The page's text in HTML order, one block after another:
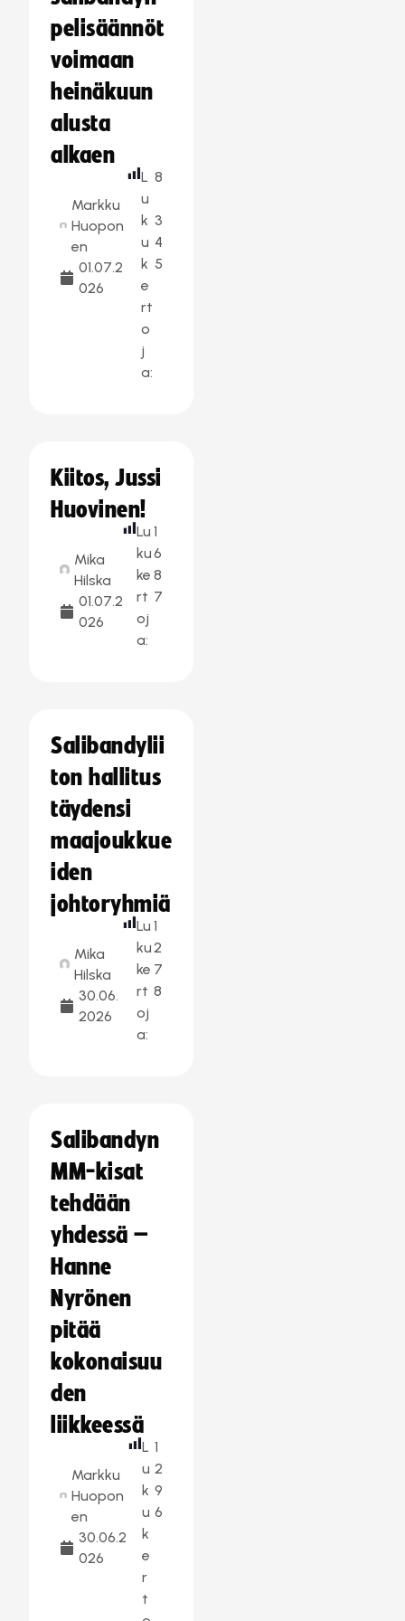
pelisäännöt
voimaan
heinäkuun
alusta
alkaen
Markku
Huopon
en
01.07.2
026
L
u
k
u
k
e
rt
o
j
a:
8
3
4
5
Kiitos, Jussi
Huovinen!
Mika
Hilska
01.07.2
026
Lu
ku
ke
rt
oj
a:
1
6
8
7
Salibandylii
ton hallitus
täydensi
maajoukkue
iden
johtoryhmiä
Mika
Hilska
30.06.
2026
Lu
ku
ke
rt
oj
a:
1
2
7
8
Salibandyn
MM-kisat
tehdään
yhdessä –
Hanne
Nyrönen
pitää
kokonaisuu
den
liikkeessä
Markku
Huopon
en
30.06.2
026
L
u
k
u
k
e
r
t
1
2
9
6